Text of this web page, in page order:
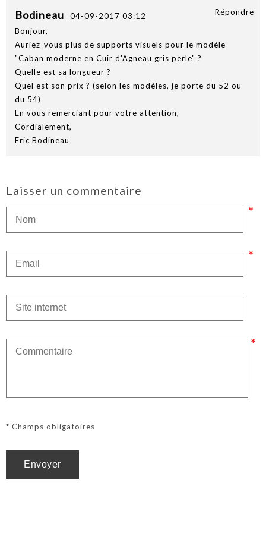
Bodineau 04-09-2017 03:12
Répondre
Bonjour,
Auriez-vous plus de supports visuels pour le modèle
"Caban moderne en Cuir d'Agneau gris perle" ?
Quelle est sa longueur ?
Quel est son prix ? (selon les modèles, je porte du 52 ou
du 54)
En vous remerciant pour votre attention,
Cordialement,
Eric Bodineau
Laisser un commentaire
* Champs obligatoires